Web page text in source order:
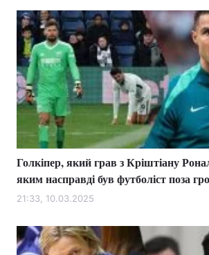
Голкіпер, який грав з Кріштіану
яким насправді був футболіст поза
21:33, 10.03.2025